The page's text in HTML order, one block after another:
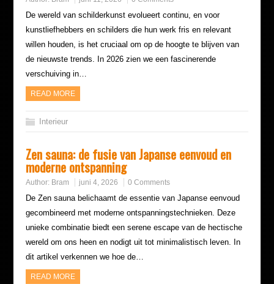
De wereld van schilderkunst evolueert continu, en voor
kunstliefhebbers en schilders die hun werk fris en relevant
willen houden, is het cruciaal om op de hoogte te blijven van
de nieuwste trends. In 2026 zien we een fascinerende
verschuiving in…
READ MORE
Interieur
Zen sauna: de fusie van Japanse eenvoud en
moderne ontspanning
Author: Bram juni 4, 2026 0 Comments
De Zen sauna belichaamt de essentie van Japanse eenvoud
gecombineerd met moderne ontspanningstechnieken. Deze
unieke combinatie biedt een serene escape van de hectische
wereld om ons heen en nodigt uit tot minimalistisch leven. In
dit artikel verkennen we hoe de…
READ MORE